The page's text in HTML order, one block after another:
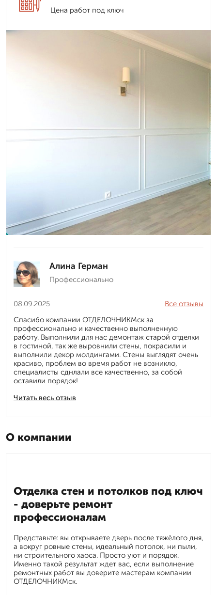
Цена работ под ключ
Алина Герман
Профессионально
08.09.2025
Читать весь отзыв
Все отзывы
Спасибо компании ОТДЕЛОЧНИКМск за
профессионально и качественно выполненную
работу. Выполнили для нас демонтаж старой отделки
в гостиной, так же выровнили стены, покрасили и
выполнили декор молдингами. Стены выглядят очень
красиво, проблем во время работ не возникло,
специалисты сднлали все качественно, за собой
оставили порядок!
О компании
Отделка стен и потолков под ключ
- доверьте ремонт
профессионалам
Представьте: вы открываете дверь после тяжёлого дня,
а вокруг ровные стены, идеальный потолок, ни пыли,
ни строительного хаоса. Просто уют и порядок.
Именно такой результат ждет вас, если выполнение
ремонтных работ вы доверите мастерам компании
ОТДЕЛОЧНИКМск.